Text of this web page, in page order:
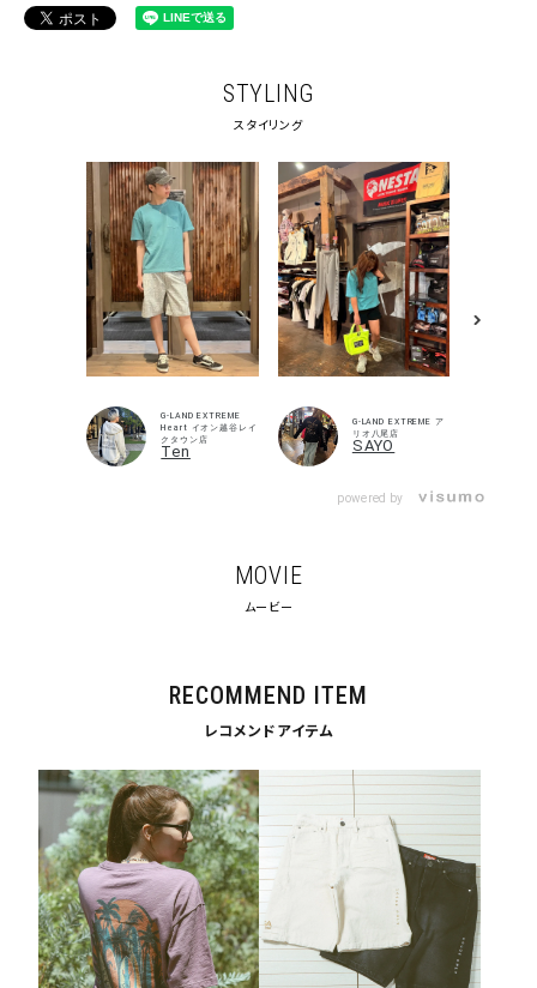
並び順
カテゴリ
STYLING
スタイリング
G-LAND EXTREME
Heart イオン越谷レイ
クタウン店
Ten
G-LAND EXTREME ア
リオ八尾店
SAYO
powered by
MOVIE
ムービー
RECOMMEND ITEM
レコメンドアイテム